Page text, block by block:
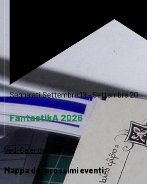
SegnalatiSettembre 19-Settembre 20
FantastikA 2026
Vedi Calendario
Mappa dei prossimi eventi: